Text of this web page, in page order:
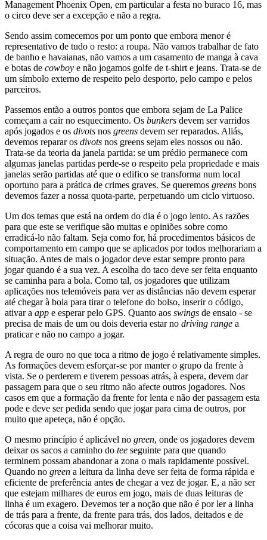
Management Phoenix Open, em particular a festa no buraco 16, mas
o circo deve ser a excepção e não a regra.
Sendo assim comecemos por um ponto que embora menor é
representativo de tudo o resto: a roupa. Não vamos trabalhar de fato
de banho e havaianas, não vamos a um casamento de manga à cava
e botas de cowboy e não jogamos golfe de t-shirt e jeans. Trata-se de
um símbolo externo de respeito pelo desporto, pelo campo e pelos
parceiros.
Passemos então a outros pontos que embora sejam de La Palice
começam a cair no esquecimento. Os bunkers devem ser varridos
após jogados e os divots nos greens devem ser reparados. Aliás,
devemos reparar os divots nos greens sejam eles nossos ou não.
Trata-se da teoria da janela partida: se um prédio permanece com
algumas janelas partidas perde-se o respeito pela propriedade e mais
janelas serão partidas até que o edifico se transforma num local
oportuno para a prática de crimes graves. Se queremos greens bons
devemos fazer a nossa quota-parte, perpetuando um ciclo virtuoso.
Um dos temas que está na ordem do dia é o jogo lento. As razões
para que este se verifique são muitas e opiniões sobre como
erradicá-lo não faltam. Seja como for, há procedimentos básicos de
comportamento em campo que se aplicados por todos melhorariam a
situação. Antes de mais o jogador deve estar sempre pronto para
jogar quando é a sua vez. A escolha do taco deve ser feita enquanto
se caminha para a bola. Como tal, os jogadores que utilizam
aplicações nos telemóveis para ver as distâncias não devem esperar
até chegar à bola para tirar o telefone do bolso, inserir o código,
ativar a app e esperar pelo GPS. Quanto aos swings de ensaio - se
precisa de mais de um ou dois deveria estar no driving range a
praticar e não no campo a jogar.
A regra de ouro no que toca a ritmo de jogo é relativamente simples.
As formações devem esforçar-se por manter o grupo da frente à
vista. Se o perderem e tiverem pessoas atrás, à espera, devem dar
passagem para que o seu ritmo não afecte outros jogadores. Nos
casos em que a formação da frente for lenta e não der passagem esta
pode e deve ser pedida sendo que jogar para cima de outros, por
muito que apeteça, não é opção.
O mesmo princípio é aplicável no green, onde os jogadores devem
deixar os sacos a caminho do tee seguinte para que quando
terminem possam abandonar a zona o mais rapidamente possível.
Quando no green a leitura da linha deve ser feita de forma rápida e
eficiente de preferência antes de chegar a vez de jogar. E, a não ser
que estejam milhares de euros em jogo, mais de duas leituras de
linha é um exagero. Devemos ter a noção que não é por ler a linha
de trás para a frente, da frente para trás, dos lados, deitados e de
cócoras que a coisa vai melhorar muito.